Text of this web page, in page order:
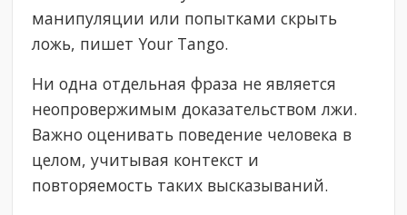
манипуляции или попытками скрыть
ложь, пишет Your Tango.
Ни одна отдельная фраза не является
неопровержимым доказательством лжи.
Важно оценивать поведение человека в
целом, учитывая контекст и
повторяемость таких высказываний.